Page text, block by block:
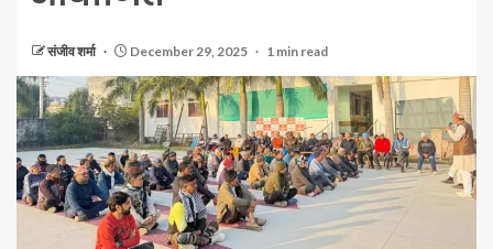
संजीव शर्मा December 29, 2025 1 min read